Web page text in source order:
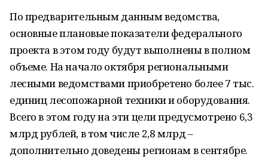
По предварительным данным ведомства,
основные плановые показатели федерального
проекта в этом году будут выполнены в полном
объеме. На начало октября региональными
лесными ведомствами приобретено более 7 тыс.
единиц лесопожарной техники и оборудования.
Всего в этом году на эти цели предусмотрено 6,3
млрд рублей, в том числе 2,8 млрд ‒
дополнительно доведены регионам в сентябре.